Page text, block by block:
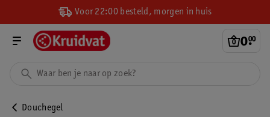
Voor 22:00 besteld, morgen in huis
0.
00
Douchegel